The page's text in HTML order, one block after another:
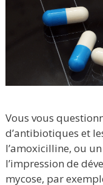
Vous vous
d’antibiotiques et
l’amoxicilline, ou
l’impression de
mycose, par